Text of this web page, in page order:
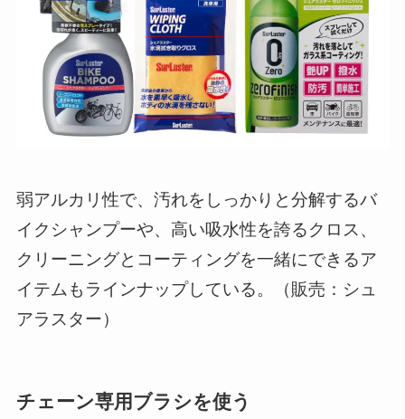
弱アルカリ性で、汚れをしっかりと分解するバ
イクシャンプーや、高い吸水性を誇るクロス、
クリーニングとコーティングを一緒にできるア
イテムもラインナップしている。（販売：シュ
アラスター）
チェーン専用ブラシを使う